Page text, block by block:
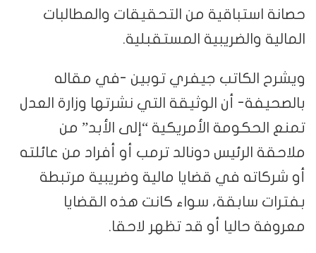
حصانة استباقية من التحقيقات والمطالبات
المالية والضريبية المستقبلية.
ويشرح الكاتب جيفري توبين -في مقاله
بالصحيفة- أن الوثيقة التي نشرتها وزارة العدل
تمنع الحكومة الأمريكية “إلى الأبد” من
ملاحقة الرئيس دونالد ترمب أو أفراد من عائلته
أو شركاته في قضايا مالية وضريبية مرتبطة
بفترات سابقة، سواء كانت هذه القضايا
معروفة حاليا أو قد تظهر لاحقا.